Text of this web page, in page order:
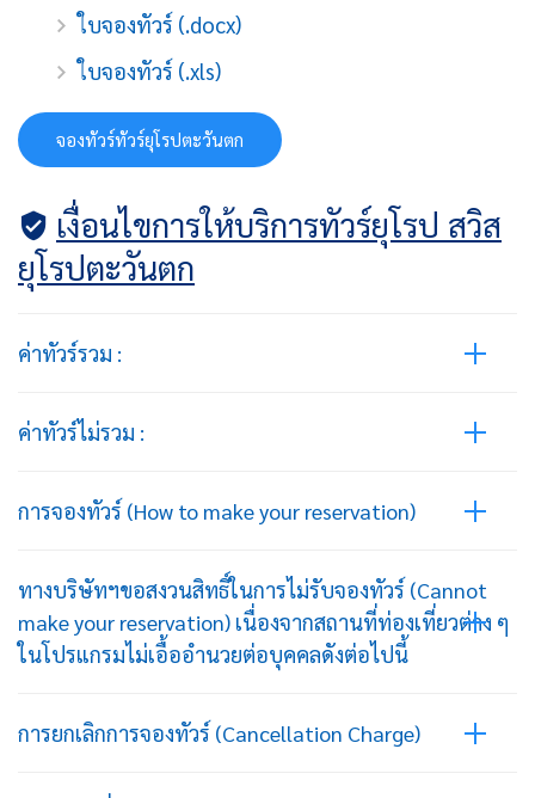
ใบจองทัวร์ (.docx)
ใบจองทัวร์ (.xls)
จองทัวร์ทัวร์ยุโรปตะวันตก
เงื่อนไขการให้บริการทัวร์ยุโรป สวิส
ยุโรปตะวันตก
ค่าทัวร์รวม :
ค่าทัวร์ไม่รวม :
การจองทัวร์ (How to make your reservation)
ทางบริษัทฯขอสงวนสิทธิ์ในการไม่รับจองทัวร์ (Cannot
make your reservation) เนื่องจากสถานที่ท่องเที่ยวต่าง ๆ
ในโปรแกรมไม่เอื้ออำนวยต่อบุคคลดังต่อไปนี้
การยกเลิกการจองทัวร์ (Cancellation Charge)